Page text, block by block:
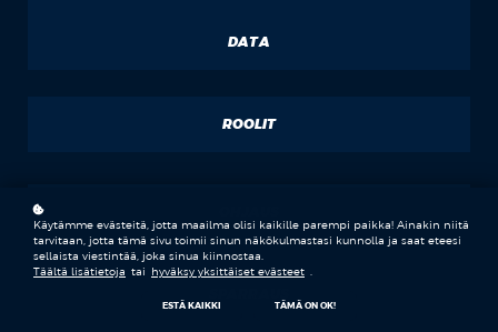
DATA
ROOLIT
Käytämme evästeitä, jotta maailma olisi kaikille parempi paikka! Ainakin niitä
tarvitaan, jotta tämä sivu toimii sinun näkökulmastasi kunnolla ja saat eteesi
sellaista viestintää, joka sinua kiinnostaa.
Täältä lisätietoja tai hyväksy yksittäiset evästeet
ESTÄ KAIKKI TÄMÄ ON OK!